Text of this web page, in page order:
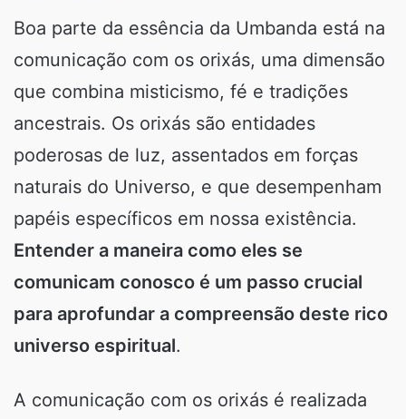
Boa parte da essência da Umbanda está na
comunicação com os orixás, uma dimensão
que combina misticismo, fé e tradições
ancestrais. Os orixás são entidades
poderosas de luz, assentados em forças
naturais do Universo, e que desempenham
papéis específicos em nossa existência.
Entender a maneira como eles se
comunicam conosco é um passo crucial
para aprofundar a compreensão deste rico
universo espiritual.
A comunicação com os orixás é realizada